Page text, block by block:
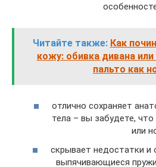
Читайте также: Как
кожу: обивка дивана или
пальто как
отлично сохраняет
тела – вы забудете,
или
скрывает недостатки и
выпячивающиеся